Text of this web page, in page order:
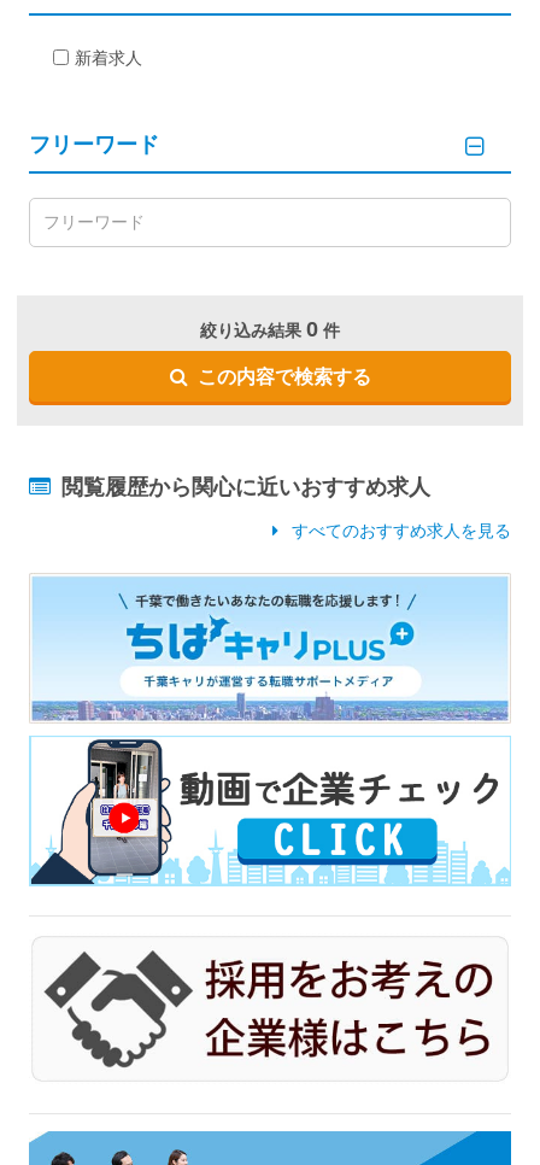
新着求人
フリーワード
絞り込み結果 0 件
この内容で検索する
閲覧履歴から関心に近いおすすめ求人
すべてのおすすめ求人を見る